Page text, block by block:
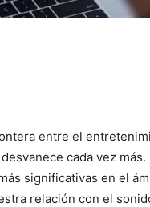
entre el
cada vez más.
significativas en el
relación con el